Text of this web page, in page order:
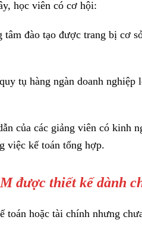
học viên có cơ hội:
đào tạo được trang bị cơ
tụ hàng ngàn doanh
của các giảng viên có kinh
việc kế toán tổng hợp.
được thiết kế dành
toán hoặc tài chính nhưng